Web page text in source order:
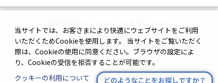
クリーンFA | 工作機械 | シートメタル加工機
繊維機械 | 複合機＆FAX・情報機器
生産管理システム | サイトマップ
プライバシーポリシー | このサイトについて
当サイトでは、お客さまにより快適にウェブサイトをご利用
いただくためCookieを使用します。 当サイトをご覧いただく
際は、Cookieの使用に同意ください。ブラウザの設定によ
り、Cookieの受信を拒否することが可能です。
クッキーの利用について
どのようなことをお探しですか？